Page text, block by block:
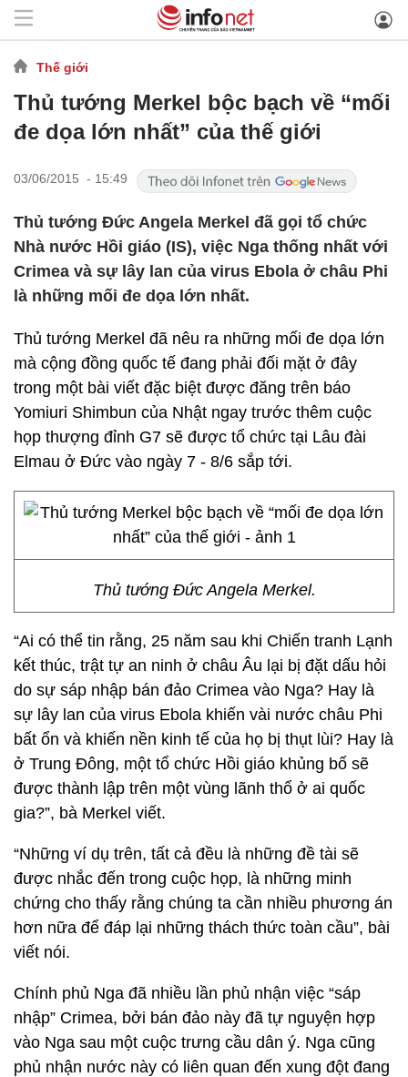
Thế giới
Thủ tướng Merkel bộc bạch về “mối
đe dọa lớn nhất” của thế giới
03/06/2015 - 15:49
Thủ tướng Đức Angela Merkel đã gọi tổ chức
Nhà nước Hồi giáo (IS), việc Nga thống nhất với
Crimea và sự lây lan của virus Ebola ở châu Phi
là những mối đe dọa lớn nhất.
Thủ tướng Merkel đã nêu ra những mối đe dọa lớn
mà cộng đồng quốc tế đang phải đối mặt ở đây
trong một bài viết đặc biệt được đăng trên báo
Yomiuri Shimbun của Nhật ngay trước thêm cuộc
họp thượng đỉnh G7 sẽ được tổ chức tại Lâu đài
Elmau ở Đức vào ngày 7 - 8/6 sắp tới.
Thủ tướng Đức Angela Merkel.
“Ai có thể tin rằng, 25 năm sau khi Chiến tranh Lạnh
kết thúc, trật tự an ninh ở châu Âu lại bị đặt dấu hỏi
do sự sáp nhập bán đảo Crimea vào Nga? Hay là
sự lây lan của virus Ebola khiến vài nước châu Phi
bất ổn và khiến nền kinh tế của họ bị thụt lùi? Hay là
ở Trung Đông, một tổ chức Hồi giáo khủng bố sẽ
được thành lập trên một vùng lãnh thổ ở ai quốc
gia?”, bà Merkel viết.
“Những ví dụ trên, tất cả đều là những đề tài sẽ
được nhắc đến trong cuộc họp, là những minh
chứng cho thấy rằng chúng ta cần nhiều phương án
hơn nữa để đáp lại những thách thức toàn cầu”, bài
viết nói.
Chính phủ Nga đã nhiều lần phủ nhận việc “sáp
nhập” Crimea, bởi bán đảo này đã tự nguyện hợp
vào Nga sau một cuộc trưng cầu dân ý. Nga cũng
phủ nhận nước này có liên quan đến xung đột đang